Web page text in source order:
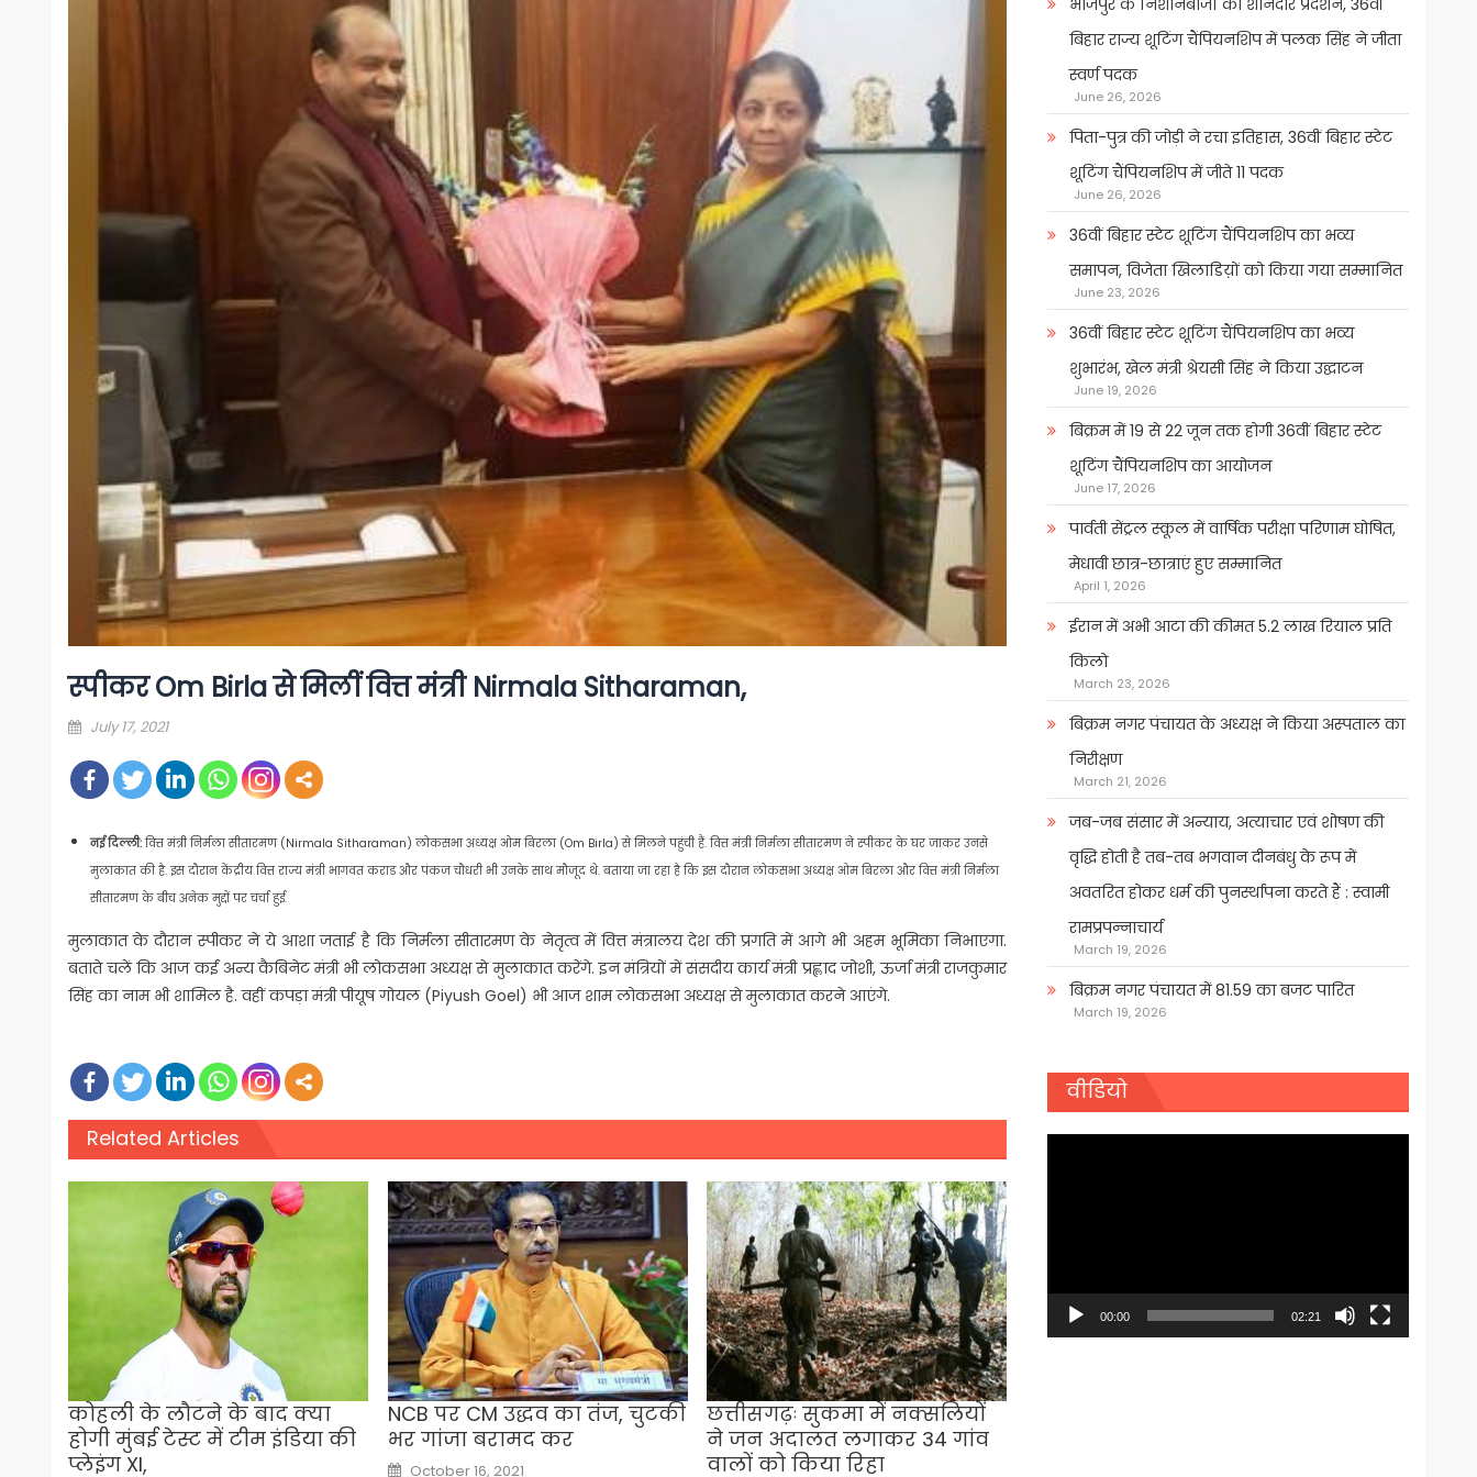
स्पीकर Om Birla से मिलीं वित्त मंत्री Nirmala Sitharaman,
Posted
July 17, 2021
नई दिल्ली:वित्त मंत्री निर्मला सीतारमण (Nirmala Sitharaman) लोकसभा अध्यक्ष ओम बिरला (Om Birla) से मिलने पहुंची हैं. वित्त मंत्री निर्मला सीतारमण ने स्पीकर के घर जाकर उनसे
मुलाकात की है. इस दौरान केंद्रीय वित्त राज्य मंत्री भागवत कराड और पंकज चौधरी भी उनके साथ मौजूद थे. बताया जा रहा है कि इस दौरान लोकसभा अध्यक्ष ओम बिरला और वित्त मंत्री निर्मला
सीतारमण के बीच अनेक मुद्दों पर चर्चा हुई.
मुलाकात के दौरान स्पीकर ने ये आशा जताई है कि निर्मला सीतारमण के नेतृत्व में वित्त मंत्रालय देश की प्रगति में आगे भी अहम भूमिका निभाएगा.
बताते चलें कि आज कई अन्य कैबिनेट मंत्री भी लोकसभा अध्यक्ष से मुलाकात करेंगे. इन मंत्रियों में संसदीय कार्य मंत्री प्रह्लाद जोशी, ऊर्जा मंत्री राजकुमार
सिंह का नाम भी शामिल है. वहीं कपड़ा मंत्री पीयूष गोयल (Piyush Goel) भी आज शाम लोकसभा अध्यक्ष से मुलाकात करने आएंगे.
Related Articles
कोहली के लौटने के बाद क्या
होगी मुंबई टेस्ट में टीम इंडिया की
प्लेइंग XI,
NCB पर CM उद्धव का तंज, चुटकी
भर गांजा बरामद कर
Posted
October 16, 2021
छत्तीसगढ़ः सुकमा में नक्सलियों
ने जन अदालत लगाकर 34 गांव
वालों को किया रिहा
भोजपुर के निशानेबाजों का शानदार प्रदर्शन, 36वीं
बिहार राज्य शूटिंग चैंपियनशिप में पलक सिंह ने जीता
स्वर्ण पदक
June 26, 2026
पिता-पुत्र की जोड़ी ने रचा इतिहास, 36वीं बिहार स्टेट
शूटिंग चैंपियनशिप में जीते 11 पदक
June 26, 2026
36वीं बिहार स्टेट शूटिंग चैंपियनशिप का भव्य
समापन, विजेता खिलाडिय़ों को किया गया सम्मानित
June 23, 2026
36वीं बिहार स्टेट शूटिंग चैंपियनशिप का भव्य
शुभारंभ, खेल मंत्री श्रेयसी सिंह ने किया उद्घाटन
June 19, 2026
बिक्रम में 19 से 22 जून तक होगी 36वीं बिहार स्टेट
शूटिंग चैंपियनशिप का आयोजन
June 17, 2026
पार्वती सेंट्रल स्कूल में वार्षिक परीक्षा परिणाम घोषित,
मेधावी छात्र-छात्राएं हुए सम्मानित
April 1, 2026
ईरान में अभी आटा की कीमत 5.2 लाख रियाल प्रति
किलो
March 23, 2026
बिक्रम नगर पंचायत के अध्यक्ष ने किया अस्पताल का
निरीक्षण
March 21, 2026
जब-जब संसार में अन्याय, अत्याचार एवं शोषण की
वृद्धि होती है तब-तब भगवान दीनबंधु के रूप में
अवतरित होकर धर्म की पुनर्स्थापना करते हैं : स्वामी
रामप्रपन्नाचार्य
March 19, 2026
बिक्रम नगर पंचायत में 81.59 का बजट पारित
March 19, 2026
वीडियो
00:00 02:21